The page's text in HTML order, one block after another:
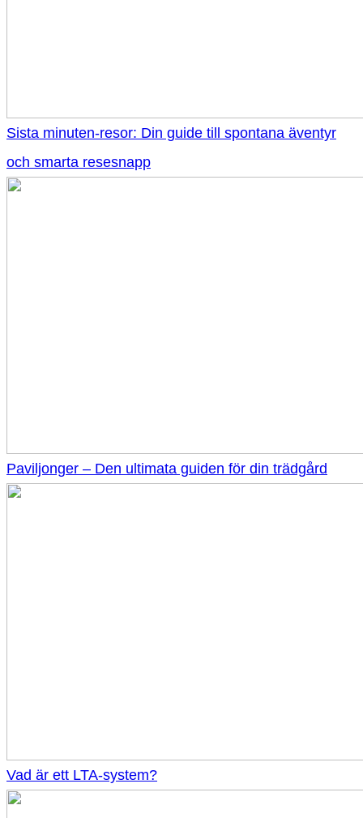
Sista minuten-resor: Din guide till spontana äventyr
och smarta resesnapp
Paviljonger – Den ultimata guiden för din trädgård
Vad är ett LTA-system?